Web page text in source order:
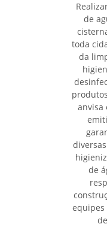
de
toda
da
anvisa
de